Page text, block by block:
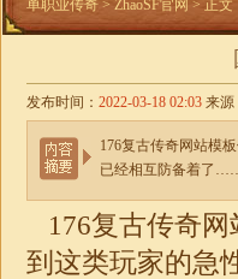
单职业传奇 > ZhaoSF官网 > 正文
发布时间： 2022-03-18 02:03 来源
176复古传奇网站模
已经相互防备着了
176复古传奇网
到这类玩家的急